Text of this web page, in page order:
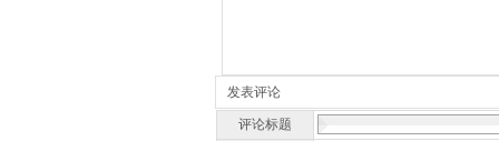
发表评论
评论标题